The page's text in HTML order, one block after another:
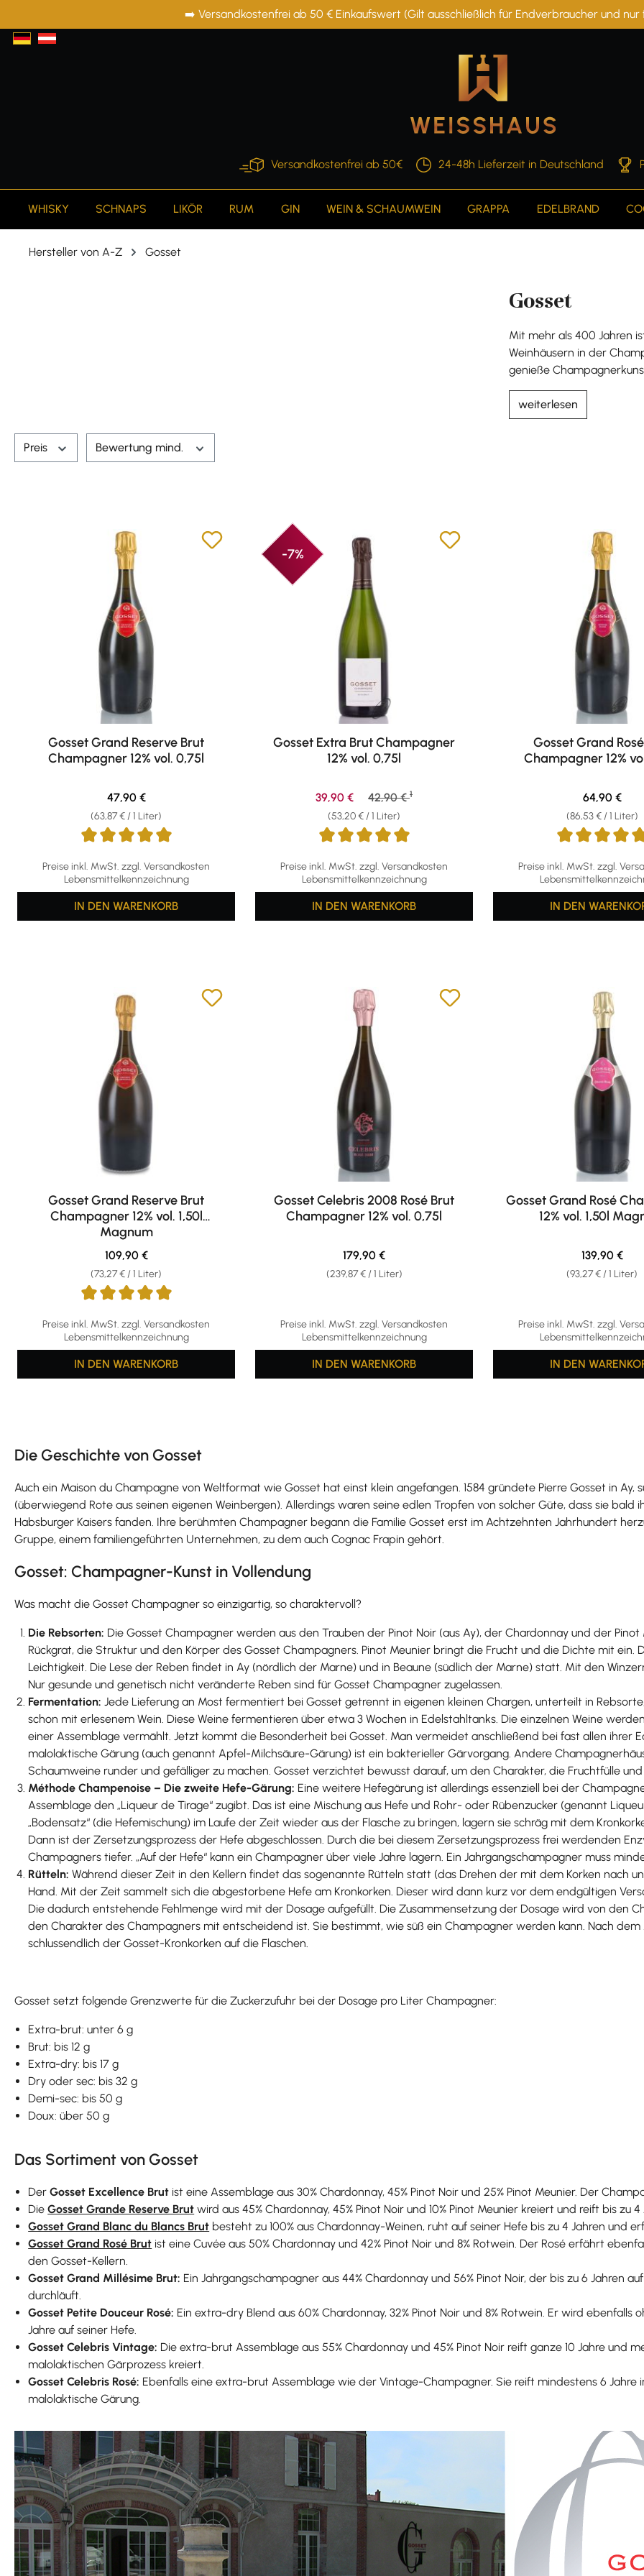
Zur Hauptnavigation springen➡️ Versandkostenfrei ab 50 € Einkaufswert (Gilt ausschließlich für Endverbraucher und
Versandkostenfrei ab 50€ 24-48h Lieferzeit in Deutschland
WHISKY SCHNAPS LIKÖR RUM GIN WEIN & SCHAUMWEIN GRAPPA EDELBRAND
Hersteller von A-Z Gosset
Gosset
Mit mehr als 400 Jahren
Weinhäusern in der
genieße
weiterlesen
Preis Bewertung mind.
Gosset Grand Reserve Brut
Champagner 12% vol. 0,75l
Preise inkl. MwSt. zzgl. Versandkosten
Lebensmittelkennzeichnung
(63,87 € / 1 Liter)
Regulärer Preis:
47,90 €
IN DEN WARENKORB
-7%
Gosset Extra Brut Champagner
12% vol. 0,75l
Preise inkl. MwSt. zzgl. Versandkosten
Lebensmittelkennzeichnung
(53,20 € / 1 Liter)
Verkaufspreis:
39,90 € Regulärer Preis:
42,90 € 1
IN DEN WARENKORB
Gosset Grand
Champagner 12%
Preise inkl. MwSt. zzgl.
(86,53 € / 1 Liter)
Regulärer
64,90 €
IN DEN
Gosset Grand Reserve Brut
Champagner 12% vol. 1,50l
Magnum
Preise inkl. MwSt. zzgl. Versandkosten
Lebensmittelkennzeichnung
(73,27 € / 1 Liter)
Regulärer Preis:
109,90 €
IN DEN WARENKORB
Gosset Celebris 2008 Rosé Brut
Champagner 12% vol. 0,75l
Preise inkl. MwSt. zzgl. Versandkosten
Lebensmittelkennzeichnung
(239,87 € / 1 Liter)
Regulärer Preis:
179,90 €
IN DEN WARENKORB
Gosset Grand Rosé
12% vol. 1,50l
Preise inkl. MwSt. zzgl.
(93,27 € / 1 Liter)
Regulärer
139,90 €
IN DEN
Die Geschichte von Gosset
Auch ein Maison du Champagne von Weltformat wie Gosset hat einst klein angefangen. 1584 gründete Pierre Gosset in Ay,
(überwiegend Rote aus seinen eigenen Weinbergen). Allerdings waren seine edlen Tropfen von solcher Güte, dass sie bald
Habsburger Kaisers fanden. Ihre berühmten Champagner begann die Familie Gosset erst im Achtzehnten Jahrhundert
Gruppe, einem familiengeführten Unternehmen, zu dem auch Cognac Frapin gehört.
Gosset: Champagner-Kunst in Vollendung
Was macht die Gosset Champagner so einzigartig, so charaktervoll?
Die Rebsorten: Die Gosset Champagner werden aus den Trauben der Pinot Noir (aus Ay), der Chardonnay und der
Rückgrat, die Struktur und den Körper des Gosset Champagners. Pinot Meunier bringt die Frucht und die Dichte mit ein.
Leichtigkeit. Die Lese der Reben findet in Ay (nördlich der Marne) und in Beaune (südlich der Marne) statt. Mit den
Nur gesunde und genetisch nicht veränderte Reben sind für Gosset Champagner zugelassen.
Fermentation: Jede Lieferung an Most fermentiert bei Gosset getrennt in eigenen kleinen Chargen, unterteilt in
schon mit erlesenem Wein. Diese Weine fermentieren über etwa 3 Wochen in Edelstahltanks. Die einzelnen Weine
einer Assemblage vermählt. Jetzt kommt die Besonderheit bei Gosset. Man vermeidet anschließend bei fast allen ihrer
malolaktische Gärung (auch genannt Apfel-Milchsäure-Gärung) ist ein bakterieller Gärvorgang. Andere
Schaumweine runder und gefälliger zu machen. Gosset verzichtet bewusst darauf, um den Charakter, die Fruchtfülle
Méthode Champenoise – Die zweite Hefe-Gärung: Eine weitere Hefegärung ist allerdings essenziell bei der
Assemblage den „Liqueur de Tirage“ zugibt. Das ist eine Mischung aus Hefe und Rohr- oder Rübenzucker (genannt
„Bodensatz“ (die Hefemischung) im Laufe der Zeit wieder aus der Flasche zu bringen, lagern sie schräg mit dem
Dann ist der Zersetzungsprozess der Hefe abgeschlossen. Durch die bei diesem Zersetzungsprozess frei werdenden
Champagners tiefer. „Auf der Hefe“ kann ein Champagner über viele Jahre lagern. Ein Jahrgangschampagner muss
Rütteln:Während dieser Zeit in den Kellern findet das sogenannte Rütteln statt (das Drehen der mit dem Korken nach
Hand. Mit der Zeit sammelt sich die abgestorbene Hefe am Kronkorken. Dieser wird dann kurz vor dem endgültigen
Die dadurch entstehende Fehlmenge wird mit der Dosage aufgefüllt. Die Zusammensetzung der Dosage wird von den
den Charakter des Champagners mit entscheidend ist. Sie bestimmt, wie süß ein Champagner werden kann. Nach
schlussendlich der Gosset-Kronkorken auf die Flaschen.
Gosset setzt folgende Grenzwerte für die Zuckerzufuhr bei der Dosage pro Liter Champagner:
Extra-brut: unter 6 g
Brut: bis 12 g
Extra-dry: bis 17 g
Dry oder sec: bis 32 g
Demi-sec: bis 50 g
Doux: über 50 g
Das Sortiment von Gosset
DerGosset Excellence Brut ist eine Assemblage aus 30% Chardonnay, 45% Pinot Noir und 25% Pinot Meunier. Der
DieGosset Grande Reserve Brut wird aus 45% Chardonnay, 45% Pinot Noir und 10% Pinot Meunier kreiert und reift bis zu
Gosset Grand Blanc du Blancs Brut besteht zu 100% aus Chardonnay-Weinen, ruht auf seiner Hefe bis zu 4 Jahren und
Gosset Grand Rosé Brut ist eine Cuvée aus 50% Chardonnay und 42% Pinot Noir und 8% Rotwein. Der Rosé erfährt
den Gosset-Kellern.
Gosset Grand Millésime Brut: Ein Jahrgangschampagner aus 44% Chardonnay und 56% Pinot Noir, der bis zu 6 Jahren
durchläuft.
Gosset Petite Douceur Rosé: Ein extra-dry Blend aus 60% Chardonnay, 32% Pinot Noir und 8% Rotwein. Er wird
Jahre auf seiner Hefe.
Gosset Celebris Vintage: Die extra-brut Assemblage aus 55% Chardonnay und 45% Pinot Noir reift ganze 10 Jahre und
malolaktischen Gärprozess kreiert.
Gosset Celebris Rosé: Ebenfalls eine extra-brut Assemblage wie der Vintage-Champagner. Sie reift mindestens 6 Jahre
malolaktische Gärung.